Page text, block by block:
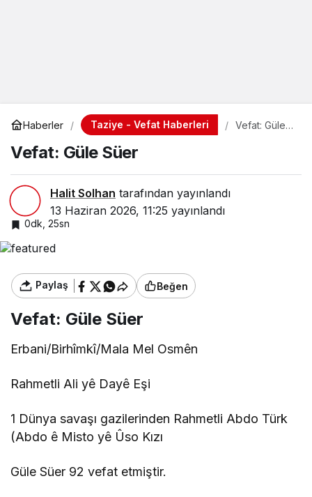
Haberler Taziye - Vefat Haberleri
Vefat: Güle
Vefat: Güle Süer
Halit Solhan tarafından yayınlandı
13 Haziran 2026, 11:25 yayınlandı
0dk, 25sn
Paylaş Beğen
Vefat: Güle Süer
Erbani/Birhîmkî/Mala Mel Osmên
Rahmetli Ali yê Dayê Eşi
1 Dünya savaşı gazilerinden Rahmetli Abdo Türk
(Abdo ê Misto yê Ûso Kızı
Güle Süer 92 vefat etmiştir.